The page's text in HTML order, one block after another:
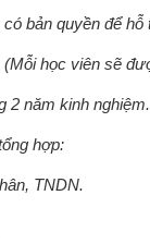
bản quyền để hỗ
học viên sẽ
2 năm kinh nghiệm.
hợp:
TNDN.